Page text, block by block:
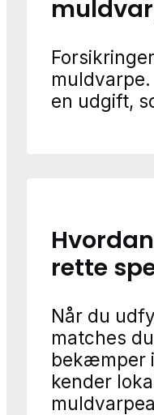
en udgift,
rette
Når du
matches
bekæmper
kender